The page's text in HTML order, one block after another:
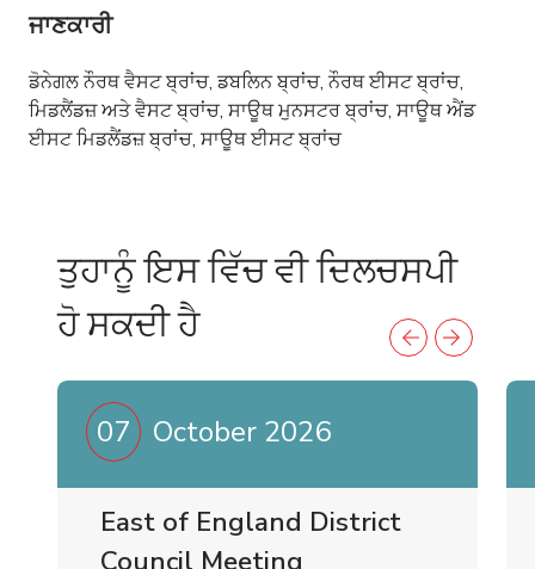
ਜਾਣਕਾਰੀ
ਡੋਨੇਗਲ ਨੌਰਥ ਵੈਸਟ ਬ੍ਰਾਂਚ, ਡਬਲਿਨ ਬ੍ਰਾਂਚ, ਨੌਰਥ ਈਸਟ ਬ੍ਰਾਂਚ,
ਮਿਡਲੈਂਡਜ਼ ਅਤੇ ਵੈਸਟ ਬ੍ਰਾਂਚ, ਸਾਊਥ ਮੁਨਸਟਰ ਬ੍ਰਾਂਚ, ਸਾਊਥ ਐਂਡ
ਈਸਟ ਮਿਡਲੈਂਡਜ਼ ਬ੍ਰਾਂਚ, ਸਾਊਥ ਈਸਟ ਬ੍ਰਾਂਚ
ਤੁਹਾਨੂੰ ਇਸ ਵਿੱਚ ਵੀ ਦਿਲਚਸਪੀ
ਹੋ ਸਕਦੀ ਹੈ
07 October 2026
East of England District
Council Meeting